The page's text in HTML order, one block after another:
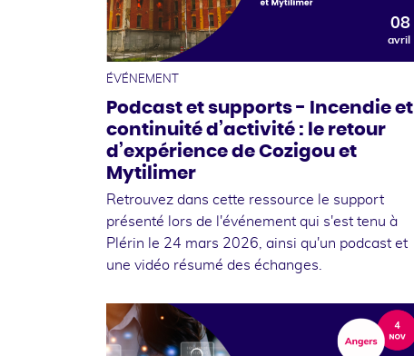
08
avril
ÉVÉNEMENT
Podcast et supports - Incendie et
continuité d’activité : le retour
d’expérience de Cozigou et
Mytilimer
Retrouvez dans cette ressource le support
présenté lors de l'événement qui s'est tenu à
Plérin le 24 mars 2026, ainsi qu'un podcast et
une vidéo résumé des échanges.